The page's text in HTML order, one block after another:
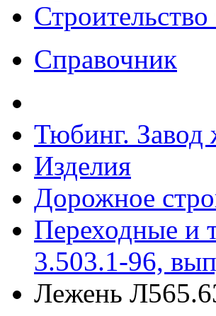
Справочник
Тюбинг. Завод
Изделия
Дорожное
Переходные и
3.503.1-96,
Лежень